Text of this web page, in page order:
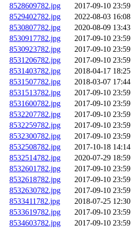
8528609782.jpg
2017-09-10 23:59
8529402782.jpg
2022-08-03 16:08
8530807782.jpg
2020-08-09 13:43
8530917782.jpg
2017-09-10 23:59
8530923782.jpg
2017-09-10 23:59
8531206782.jpg
2017-09-10 23:59
8531403782.jpg
2018-04-17 18:25
8531507782.jpg
2018-03-07 17:44
8531513782.jpg
2017-09-10 23:59
8531600782.jpg
2017-09-10 23:59
8532207782.jpg
2017-09-10 23:59
8532259782.jpg
2017-09-10 23:59
8532300782.jpg
2017-09-10 23:59
8532508782.jpg
2017-10-18 14:14
8532514782.jpg
2020-07-29 18:59
8532601782.jpg
2017-09-10 23:59
8532618782.jpg
2017-09-10 23:59
8532630782.jpg
2017-09-10 23:59
8533411782.jpg
2018-07-25 12:30
8533619782.jpg
2017-09-10 23:59
8534603782.jpg
2017-09-10 23:59